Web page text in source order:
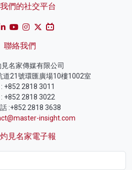
們的社交平台
聯絡我們
見名家傳媒有限公司
道21號環匯廣場10樓1002室
+852 2818 3011
+852 2818 3022
:+852 2818 3638
insight.com
見名家電子報